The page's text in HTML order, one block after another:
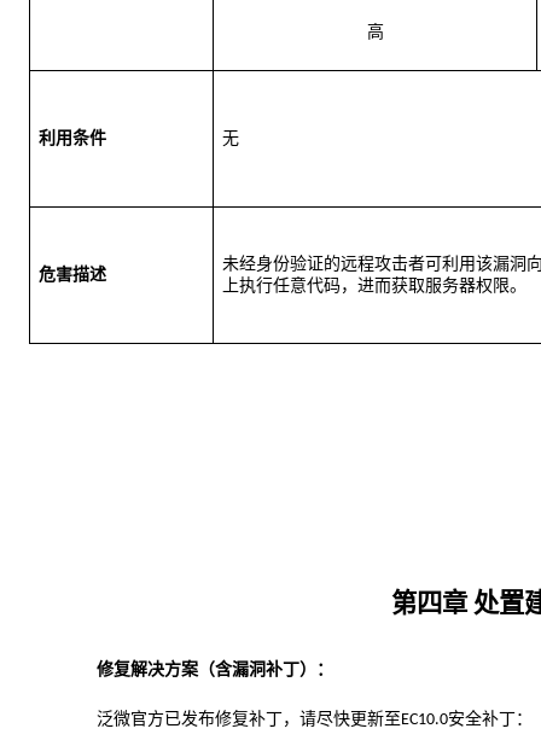
高
利用条件 无
危害描述
未经身份验证的远程攻击者可利用该漏洞
上执行任意代码，进而获取服务器权限。
第四章 处置
修复解决方案（含漏洞补丁）：
泛微官方已发布修复补丁，请尽快更新至EC10.0安全补丁：